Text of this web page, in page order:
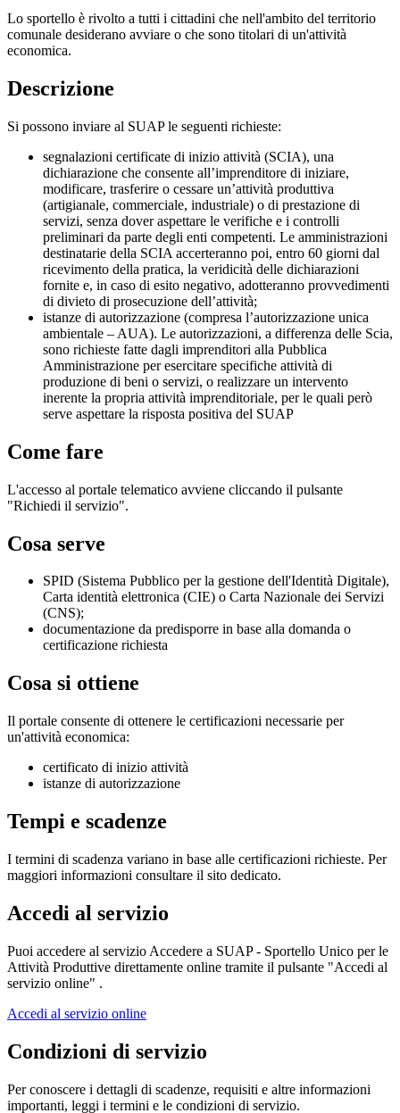
Lo sportello è rivolto a tutti i cittadini che nell'ambito del territorio
comunale desiderano avviare o che sono titolari di un'attività
economica.
Descrizione
Si possono inviare al SUAP le seguenti richieste:
segnalazioni certificate di inizio attività (SCIA), una
dichiarazione che consente all’imprenditore di iniziare,
modificare, trasferire o cessare un’attività produttiva
(artigianale, commerciale, industriale) o di prestazione di
servizi, senza dover aspettare le verifiche e i controlli
preliminari da parte degli enti competenti. Le amministrazioni
destinatarie della SCIA accerteranno poi, entro 60 giorni dal
ricevimento della pratica, la veridicità delle dichiarazioni
fornite e, in caso di esito negativo, adotteranno provvedimenti
di divieto di prosecuzione dell’attività;
istanze di autorizzazione (compresa l’autorizzazione unica
ambientale – AUA). Le autorizzazioni, a differenza delle Scia,
sono richieste fatte dagli imprenditori alla Pubblica
Amministrazione per esercitare specifiche attività di
produzione di beni o servizi, o realizzare un intervento
inerente la propria attività imprenditoriale, per le quali però
serve aspettare la risposta positiva del SUAP
Come fare
L'accesso al portale telematico avviene cliccando il pulsante
"Richiedi il servizio".
Cosa serve
SPID (Sistema Pubblico per la gestione dell'Identità Digitale),
Carta identità elettronica (CIE) o Carta Nazionale dei Servizi
(CNS);
documentazione da predisporre in base alla domanda o
certificazione richiesta
Cosa si ottiene
Il portale consente di ottenere le certificazioni necessarie per
un'attività economica:
certificato di inizio attività
istanze di autorizzazione
Tempi e scadenze
I termini di scadenza variano in base alle certificazioni richieste. Per
maggiori informazioni consultare il sito dedicato.
Accedi al servizio
Puoi accedere al servizio Accedere a SUAP - Sportello Unico per le
Attività Produttive direttamente online tramite il pulsante "Accedi al
servizio online" .
Accedi al servizio online
Condizioni di servizio
Per conoscere i dettagli di scadenze, requisiti e altre informazioni
importanti, leggi i termini e le condizioni di servizio.